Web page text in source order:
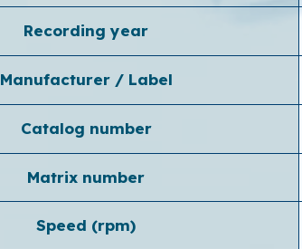
Recording year
Manufacturer / Label
Catalog number
Matrix number
Speed ​​(rpm)